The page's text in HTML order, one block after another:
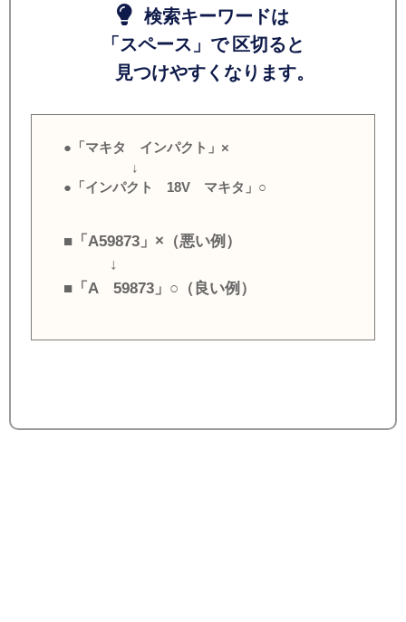
検索キーワードは
「スペース」で 区切ると
見つけやすくなります。
●「マキタ インパクト」×
↓
●「インパクト 18V マキタ」○
■「A59873」×（悪い例）
↓
■「A 59873」○（良い例）